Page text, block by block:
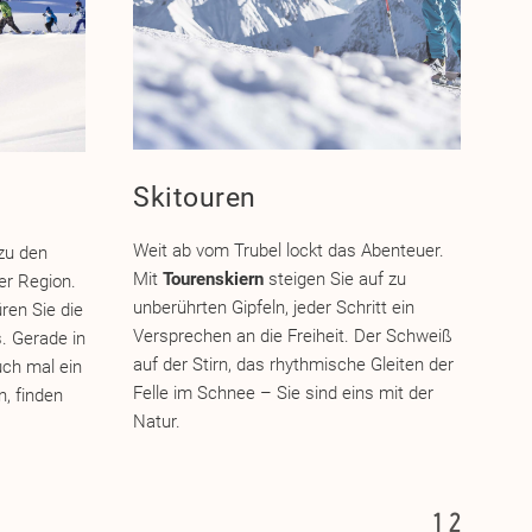
den
Region.
Sie die
Gerade in
mal ein
finden
Skitouren
Weit ab vom Trubel lockt das Abenteuer.
Mit Tourenskiern steigen Sie auf zu
unberührten Gipfeln, jeder Schritt ein
Versprechen an die Freiheit. Der Schweiß
auf der Stirn, das rhythmische Gleiten der
Felle im Schnee – Sie sind eins mit der
Natur.
1 2